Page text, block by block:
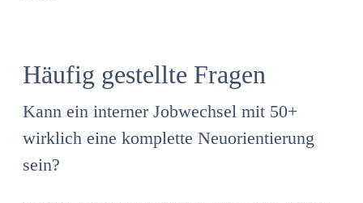
Häufig gestellte Fragen
Kann ein interner Jobwechsel mit 50+
wirklich eine komplette Neuorientierung
sein?